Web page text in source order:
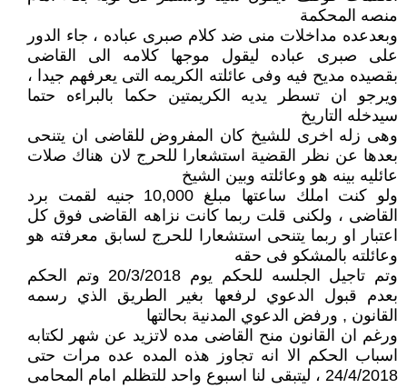
منصه المحكمة
وبعدعده مداخلات منى ضد كلام صبرى عباده ، جاء الدور
على صبرى عباده ليقول موجها كلامه الى القاضى
بقصيده مديح فيه وفى عائلته الكريمه التى يعرفهم جيدا ،
ويرجو ان تسطر يديه الكريمتين حكما بالبراءه حتما
سيدخله التاريخ
وهى زله اخرى للشيخ كان المفروض للقاضى ان يتنحى
بعدها عن نظر القضية استشعارا للحرج لان هناك صلات
عائليه بينه هو وعائلته وبين الشيخ
ولو كنت املك ساعتها مبلغ 10,000 جنيه لقمت برد
القاضى ، ولكنى قلت ربما كانت نزاهه القاضى فوق كل
اعتبار او ربما يتنحى استشعارا للحرج لسابق معرفته هو
وعائلته بالمشكو فى حقه
وتم تاجيل الجلسه للحكم يوم 20/3/2018 وتم الحكم
بعدم قبول الدعوي لرفعها بغير الطريق الذي رسمه
القانون , ورفض الدعوي المدنية بحالتها
ورغم ان القانون منح القاضى مده لاتزيد عن شهر لكتابه
اسباب الحكم الا انه تجاوز هذه المده عده مرات حتى
24/4/2018 ، ليتبقى لنا اسبوع واحد للتظلم امام المحامى